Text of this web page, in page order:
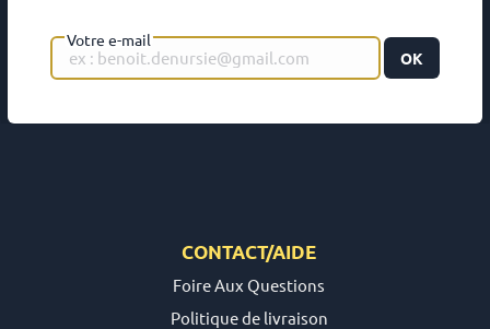
Votre e-mail
OK
CONTACT/AIDE
Foire Aux Questions
Politique de livraison